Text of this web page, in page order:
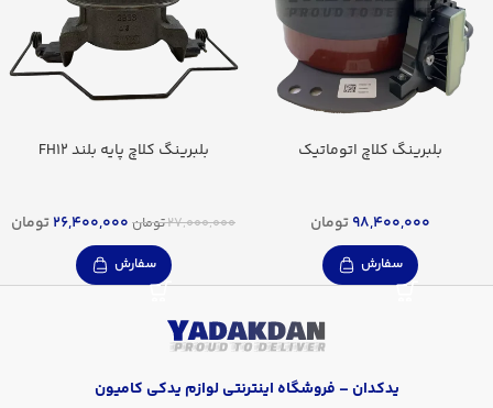
بلبرینگ کلاچ اتوماتیک
98,400,000 تومان
سفارش
بلبرینگ کلاچ پایه بلند FH12
27,000,000تومان 26,400,000تومان
سفارش
یدکدان – فروشگاه اینترنتی لوازم یدکی کامیون